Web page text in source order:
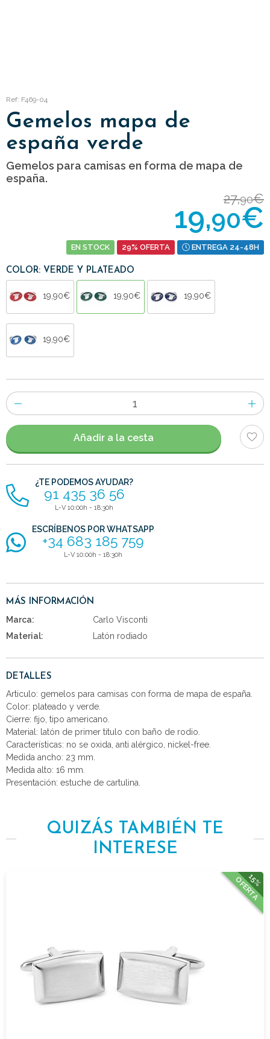
Ref: F469-04
Gemelos mapa de
españa verde
Gemelos para camisas en forma de mapa de
españa.
27,90€
19,90€
EN STOCK 29% OFERTA ENTREGA 24-48H
COLOR: VERDE Y PLATEADO
19,90€ 19,90€ 19,90€
19,90€
Número
de
artículos
Añadir a la cesta
¿TE PODEMOS AYUDAR?
91 435 36 56
L-V 10:00h - 18:30h
ESCRÍBENOS POR WHATSAPP
+34 683 185 759
L-V 10:00h - 18:30h
MÁS INFORMACIÓN
Marca:
Carlo Visconti
Material:
Latón rodiado
DETALLES
Articulo: gemelos para camisas con forma de mapa de españa.
Color: plateado y verde.
Cierre: fijo, tipo americano.
Material: latón de primer titulo con baño de rodio.
Características: no se oxida, anti alérgico, nickel-free.
Medida ancho: 23 mm.
Medida alto: 16 mm.
Presentación: estuche de cartulina.
QUIZÁS TAMBIÉN TE
INTERESE
15%
OFERTA